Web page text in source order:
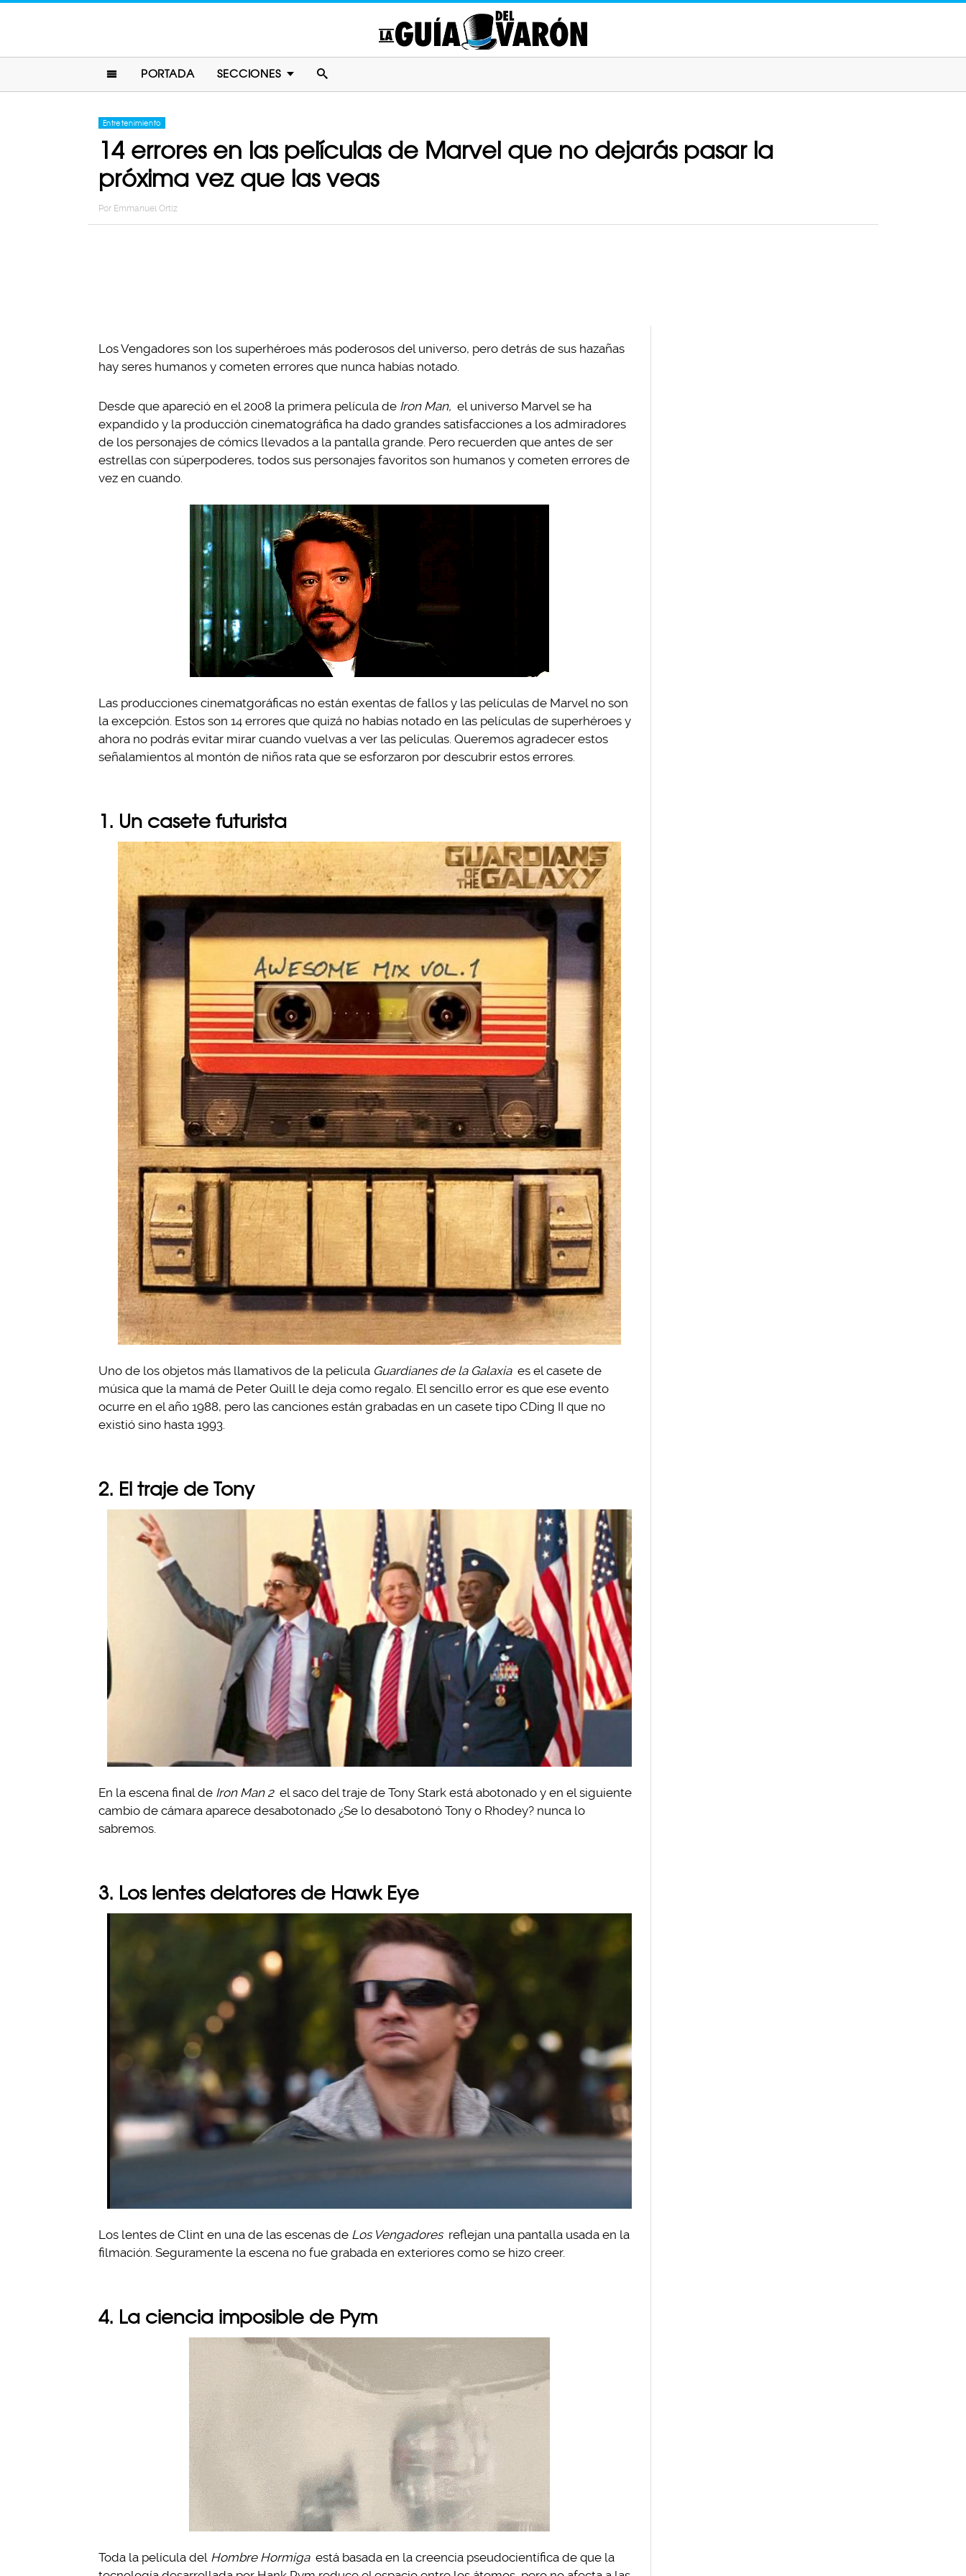
PORTADA SECCIONES
Entretenimiento
14 errores en las películas de Marvel que no dejarás pasar la
próxima vez que las veas
Por Emmanuel Ortiz
Los Vengadores son los superhéroes más poderosos del universo, pero detrás de sus hazañas
hay seres humanos y cometen errores que nunca habías notado.
Desde que apareció en el 2008 la primera película de Iron Man, el universo Marvel se ha
expandido y la producción cinematográfica ha dado grandes satisfacciones a los admiradores
de los personajes de cómics llevados a la pantalla grande. Pero recuerden que antes de ser
estrellas con súperpoderes, todos sus personajes favoritos son humanos y cometen errores de
vez en cuando.
Las producciones cinematgoráficas no están exentas de fallos y las películas de Marvel no son
la excepción. Estos son 14 errores que quizá no habías notado en las películas de superhéroes y
ahora no podrás evitar mirar cuando vuelvas a ver las películas. Queremos agradecer estos
señalamientos al montón de niños rata que se esforzaron por descubrir estos errores.
1. Un casete futurista
Uno de los objetos más llamativos de la pelicula Guardianes de la Galaxia es el casete de
música que la mamá de Peter Quill le deja como regalo. El sencillo error es que ese evento
ocurre en el año 1988, pero las canciones están grabadas en un casete tipo CDing II que no
existió sino hasta 1993.
2. El traje de Tony
En la escena final de Iron Man 2 el saco del traje de Tony Stark está abotonado y en el siguiente
cambio de cámara aparece desabotonado ¿Se lo desabotonó Tony o Rhodey? nunca lo
sabremos.
3. Los lentes delatores de Hawk Eye
Los lentes de Clint en una de las escenas de Los Vengadores reflejan una pantalla usada en la
filmación. Seguramente la escena no fue grabada en exteriores como se hizo creer.
4. La ciencia imposible de Pym
Toda la película del Hombre Hormiga está basada en la creencia pseudocientífica de que la